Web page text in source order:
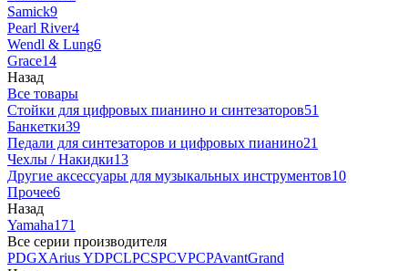
Samick9
Pearl River4
Wendl & Lung6
Grace14
Назад
Все товары
Стойки для цифровых пианино и синтезаторов51
Банкетки39
Педали для синтезаторов и цифровых пианино21
Чехлы / Накидки13
Другие аксессуары для музыкальных инструментов10
Прочее6
Назад
Yamaha171
Все серии производителя
PDGXArius YDPCLPCSPCVPCPAvantGrand